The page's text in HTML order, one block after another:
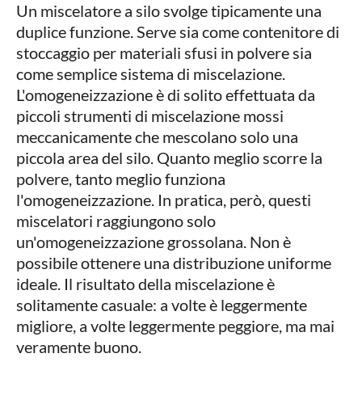
Un miscelatore a silo svolge tipicamente una
duplice funzione. Serve sia come contenitore di
stoccaggio per materiali sfusi in polvere sia
come semplice sistema di miscelazione.
L'omogeneizzazione è di solito effettuata da
piccoli strumenti di miscelazione mossi
meccanicamente che mescolano solo una
piccola area del silo. Quanto meglio scorre la
polvere, tanto meglio funziona
l'omogeneizzazione. In pratica, però, questi
miscelatori raggiungono solo
un'omogeneizzazione grossolana. Non è
possibile ottenere una distribuzione uniforme
ideale. Il risultato della miscelazione è
solitamente casuale: a volte è leggermente
migliore, a volte leggermente peggiore, ma mai
veramente buono.